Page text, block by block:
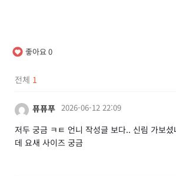
좋아요0
전체 1
퓨퓨푸 2026-06-12 22:09
저두 궁금 ㅋㅌ 언니 작성글 보다.. 신림 가보
데 요새 사이즈 궁금